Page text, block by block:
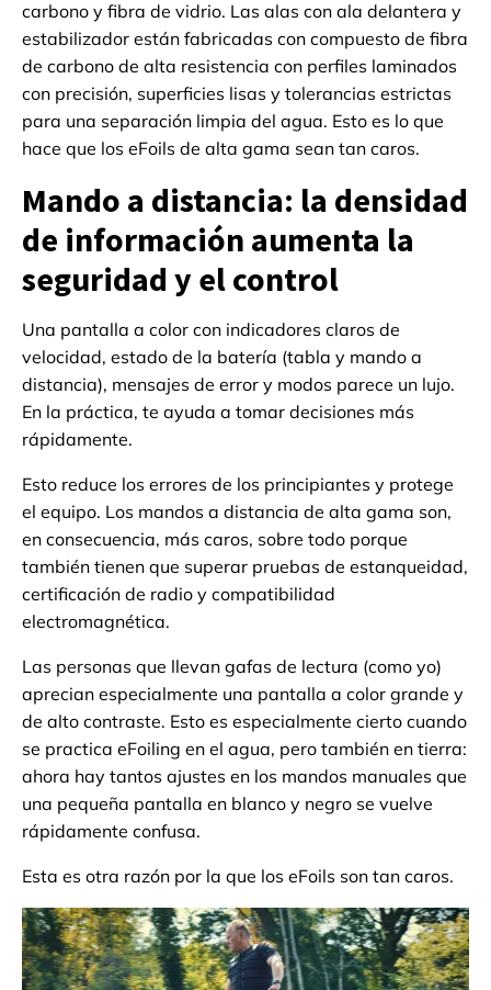
carbono y fibra de vidrio. Las alas con ala delantera y
estabilizador están fabricadas con compuesto de fibra
de carbono de alta resistencia con perfiles laminados
con precisión, superficies lisas y tolerancias estrictas
para una separación limpia del agua. Esto es lo que
hace que los eFoils de alta gama sean tan caros.
Mando a distancia: la densidad
de información aumenta la
seguridad y el control
Una pantalla a color con indicadores claros de
velocidad, estado de la batería (tabla y mando a
distancia), mensajes de error y modos parece un lujo.
En la práctica, te ayuda a tomar decisiones más
rápidamente.
Esto reduce los errores de los principiantes y protege
el equipo. Los mandos a distancia de alta gama son,
en consecuencia, más caros, sobre todo porque
también tienen que superar pruebas de estanqueidad,
certificación de radio y compatibilidad
electromagnética.
Las personas que llevan gafas de lectura (como yo)
aprecian especialmente una pantalla a color grande y
de alto contraste. Esto es especialmente cierto cuando
se practica eFoiling en el agua, pero también en tierra:
ahora hay tantos ajustes en los mandos manuales que
una pequeña pantalla en blanco y negro se vuelve
rápidamente confusa.
Esta es otra razón por la que los eFoils son tan caros.